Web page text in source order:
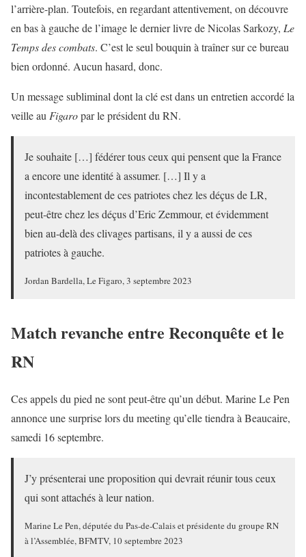
l’arrière-plan. Toutefois, en regardant attentivement, on découvre
en bas à gauche de l’image le dernier livre de Nicolas Sarkozy, Le
Temps des combats. C’est le seul bouquin à traîner sur ce bureau
bien ordonné. Aucun hasard, donc.
Un message subliminal dont la clé est dans un entretien accordé la
veille auFigaropar le président du RN.
Je souhaite […] fédérer tous ceux qui pensent que la France
a encore une identité à assumer. […] Il y a
incontestablement de ces patriotes chez les déçus de LR,
peut-être chez les déçus d’Eric Zemmour, et évidemment
bien au-delà des clivages partisans, il y a aussi de ces
patriotes à gauche.
Jordan Bardella, Le Figaro, 3 septembre 2023
Match revanche entre Reconquête et le
RN
Ces appels du pied ne sont peut-être qu’un début. Marine Le Pen
annonce une surprise lors du meeting qu’elle tiendra à Beaucaire,
samedi 16 septembre.
J’y présenterai une proposition qui devrait réunir tous ceux
qui sont attachés à leur nation.
Marine Le Pen, députée du Pas-de-Calais et présidente du groupe RN
à l’Assemblée, BFMTV, 10 septembre 2023